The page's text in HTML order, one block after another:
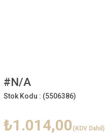
#N/A
Stok Kodu : (5506386)
₺1.014,00 (KDV Dahil)